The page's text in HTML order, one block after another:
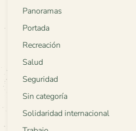
Panoramas
Portada
Recreación
Salud
Seguridad
Sin categoría
Solidaridad internacional